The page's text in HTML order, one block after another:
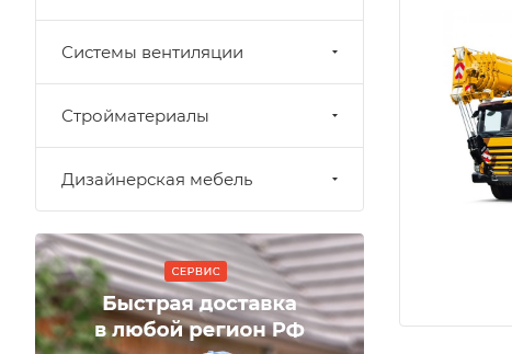
Системы вентиляции
Стройматериалы
Дизайнерская мебель